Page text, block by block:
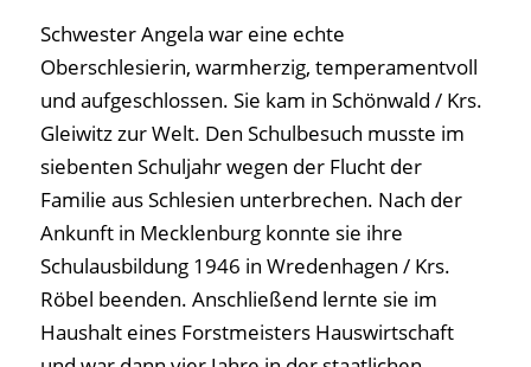
Schwester Angela war eine echte
Oberschlesierin, warmherzig, temperamentvoll
und aufgeschlossen. Sie kam in Schönwald / Krs.
Gleiwitz zur Welt. Den Schulbesuch musste im
siebenten Schuljahr wegen der Flucht der
Familie aus Schlesien unterbrechen. Nach der
Ankunft in Mecklenburg konnte sie ihre
Schulausbildung 1946 in Wredenhagen / Krs.
Röbel beenden. Anschließend lernte sie im
Haushalt eines Forstmeisters Hauswirtschaft